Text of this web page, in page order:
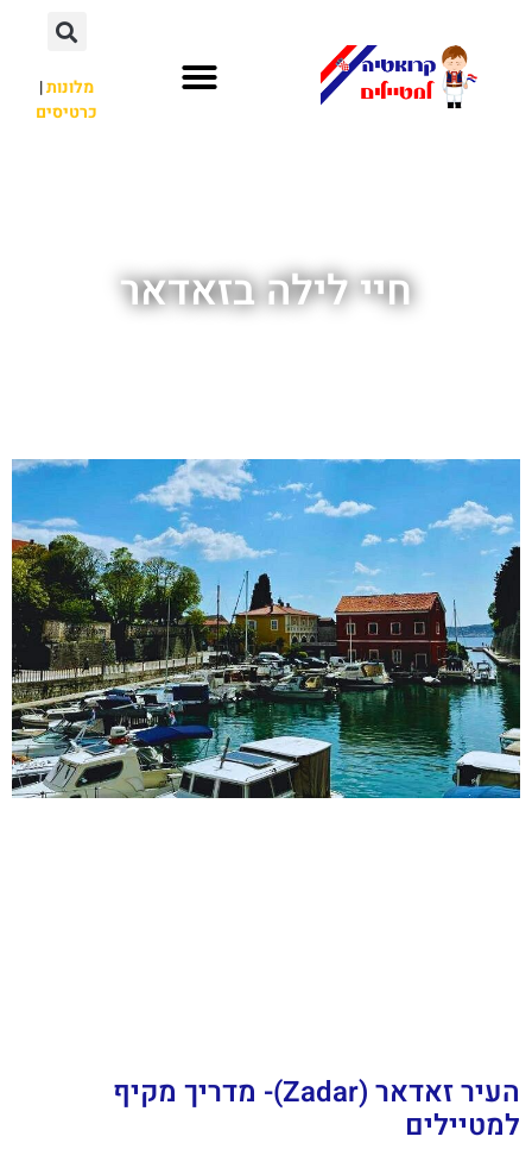
מלונות|
כרטיסים
חיי לילה בזאדאר
העיר זאדאר (Zadar)- מדריך מקיף
למטיילים